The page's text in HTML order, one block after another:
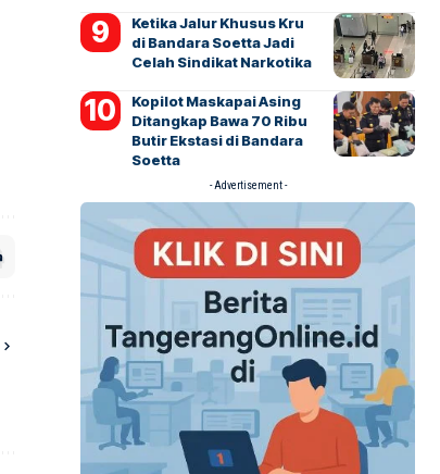
Ketika Jalur Khusus Kru
di Bandara Soetta Jadi
Celah Sindikat Narkotika
Kopilot Maskapai Asing
Ditangkap Bawa 70 Ribu
Butir Ekstasi di Bandara
Soetta
- Advertisement -